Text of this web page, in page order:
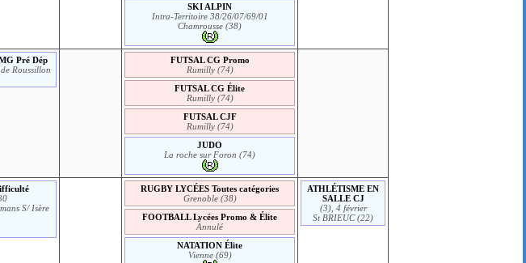
SKI ALPIN
Intra-Territoire 38/26/07/69/01
Chamrousse (38)
Pré Dép
Roussillon
FUTSAL CG Promo
Rumilly (74)
FUTSAL CG Élite
Rumilly (74)
FUTSAL CJF
Rumilly (74)
JUDO
La roche sur Foron (74)
S/ Isère
RUGBY LYCÉES Toutes catégories
Grenoble (38)
FOOTBALL Lycées Promo & Élite
Annulé
NATATION Élite
Vienne (69)
ATHLÉTISME EN
SALLE CJ
(3), 4 février
St BRIEUC (22)